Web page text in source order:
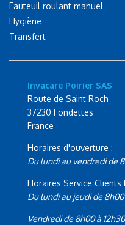
Fauteuil roulant manuel
Hygiène
Transfert
Invacare Poirier SAS
Route de Saint Roch
37230 Fondettes
France
Horaires d'ouverture :
Du lundi au vendredi de
Horaires Service Clients
Du lundi au jeudi de 8h00
Vendredi de 8h00 à